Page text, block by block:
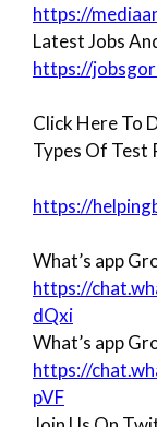
https://
Latest Jobs
https://
Click Here To
Types Of Test
https://
What’s app
https://
dQxi
What’s app
https://
pVF